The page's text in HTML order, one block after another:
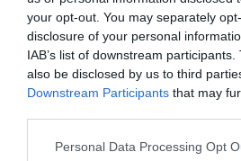
your opt-out. You may separately
disclosure of your personal
IAB’s list of downstream
also be disclosed by us to third
Downstream Participants that may
Please note that this website/app
Personal Data Processing Opt
και πολεοδομική
ενσωματώνεται πλέον
ώστε να παραμένει
ενιαίος και λειτουργικός.
διασφαλίζεται η συνοχή
αποφεύγεται η επανάληψη